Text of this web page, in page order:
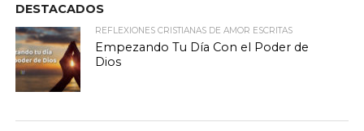
DESTACADOS
REFLEXIONES CRISTIANAS DE AMOR ESCRITAS
Empezando Tu Día Con el Poder de
Dios